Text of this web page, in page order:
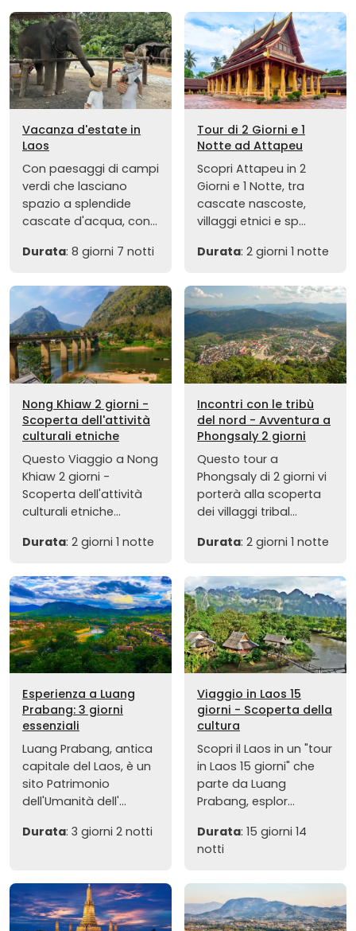
Vacanza d'estate in
Laos
Con paesaggi di campi
verdi che lasciano
spazio a splendide
cascate d'acqua, con...
Durata: 8 giorni 7 notti
Tour di 2 Giorni e 1
Notte ad Attapeu
Scopri Attapeu in 2
Giorni e 1 Notte, tra
cascate nascoste,
villaggi etnici e sp...
Durata: 2 giorni 1 notte
Nong Khiaw 2 giorni -
Scoperta dell'attività
culturali etniche
Questo Viaggio a Nong
Khiaw 2 giorni -
Scoperta dell'attività
culturali etniche...
Durata: 2 giorni 1 notte
Incontri con le tribù
del nord - Avventura a
Phongsaly 2 giorni
Questo tour a
Phongsaly di 2 giorni vi
porterà alla scoperta
dei villaggi tribal...
Durata: 2 giorni 1 notte
Esperienza a Luang
Prabang: 3 giorni
essenziali
Luang Prabang, antica
capitale del Laos, è un
sito Patrimonio
dell'Umanità dell'...
Durata: 3 giorni 2 notti
Viaggio in Laos 15
giorni - Scoperta della
cultura
Scopri il Laos in un "tour
in Laos 15 giorni" che
parte da Luang
Prabang, esplor...
Durata: 15 giorni 14
notti